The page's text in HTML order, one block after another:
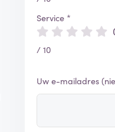
Service *
/ 10
Uw e-mailadres